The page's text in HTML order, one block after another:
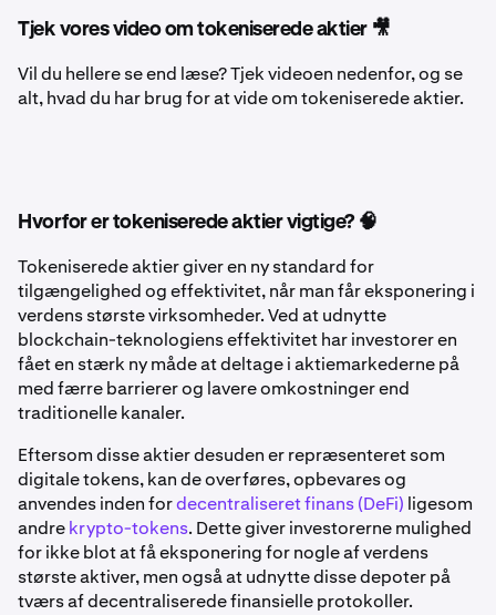
Tjek vores video om tokeniserede aktier 🎥
Vil du hellere se end læse? Tjek videoen nedenfor, og se
alt, hvad du har brug for at vide om tokeniserede aktier.
Hvorfor er tokeniserede aktier vigtige? 🧠
Tokeniserede aktier giver en ny standard for
tilgængelighed og effektivitet, når man får eksponering i
verdens største virksomheder. Ved at udnytte
blockchain-teknologiens effektivitet har investorer en
fået en stærk ny måde at deltage i aktiemarkederne på
med færre barrierer og lavere omkostninger end
traditionelle kanaler.
Eftersom disse aktier desuden er repræsenteret som
digitale tokens, kan de overføres, opbevares og
anvendes inden fordecentraliseret finans (DeFi) ligesom
andrekrypto-tokens. Dette giver investorerne mulighed
for ikke blot at få eksponering for nogle af verdens
største aktiver, men også at udnytte disse depoter på
tværs af decentraliserede finansielle protokoller.